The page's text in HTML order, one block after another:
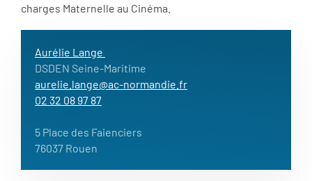
charges Maternelle au Cinéma.
Aurélie Lange
DSDEN Seine-Maritime
aurelie.lange@ac-normandie.fr
02 32 08 97 87
5 Place des Faienciers
76037 Rouen